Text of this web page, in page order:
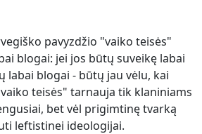
pavyzdžio "vaiko teisės"
blogai: jei jos būtų suveikę labai
labai blogai - būtų jau vėlu, kai
teisės" tarnauja tik klaniniams
bet vėl prigimtinę tvarką
leftistinei ideologijai.